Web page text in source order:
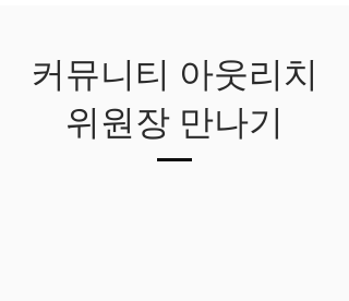
커뮤니티 아웃리치
위원장 만나기